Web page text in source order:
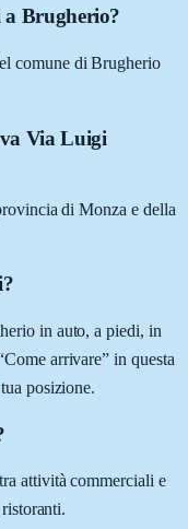
Brugherio?
comune di Brugherio
Via Luigi
di Monza e della
in auto, a piedi, in
arrivare” in questa
posizione.
attività commerciali e